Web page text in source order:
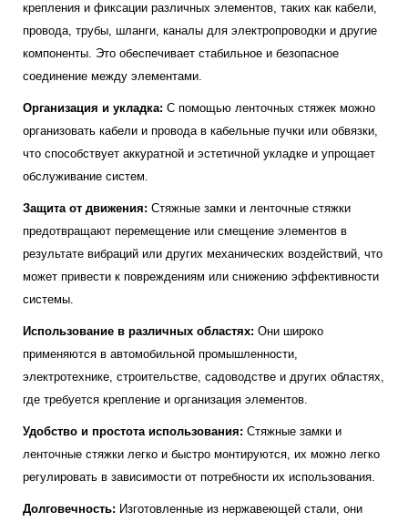
крепления и фиксации различных элементов, таких как кабели,
провода, трубы, шланги, каналы для электропроводки и другие
компоненты. Это обеспечивает стабильное и безопасное
соединение между элементами.
Организация и укладка: С помощью ленточных стяжек можно
организовать кабели и провода в кабельные пучки или обвязки,
что способствует аккуратной и эстетичной укладке и упрощает
обслуживание систем.
Защита от движения: Стяжные замки и ленточные стяжки
предотвращают перемещение или смещение элементов в
результате вибраций или других механических воздействий, что
может привести к повреждениям или снижению эффективности
системы.
Использование в различных областях: Они широко
применяются в автомобильной промышленности,
электротехнике, строительстве, садоводстве и других областях,
где требуется крепление и организация элементов.
Удобство и простота использования: Стяжные замки и
ленточные стяжки легко и быстро монтируются, их можно легко
регулировать в зависимости от потребности их использования.
Долговечность: Изготовленные из нержавеющей стали, они